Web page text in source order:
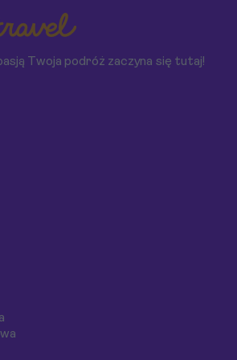
przewodnik pomoże
dotyczącą Twojej
kajakarstwo i
Twoja podróż zaczyna się tutaj!